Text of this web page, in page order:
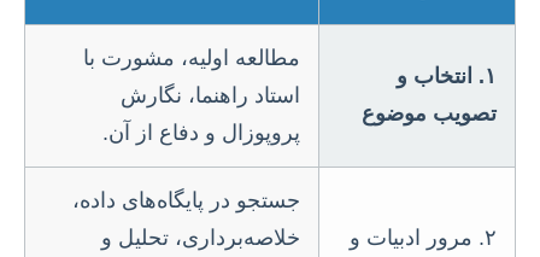
۱. انتخاب و
تصویب موضوع
مطالعه اولیه، مشورت با
استاد راهنما، نگارش
پروپوزال و دفاع از آن.
۲. مرور ادبیات و
جستجو در پایگاه‌های داده،
خلاصه‌برداری، تحلیل و